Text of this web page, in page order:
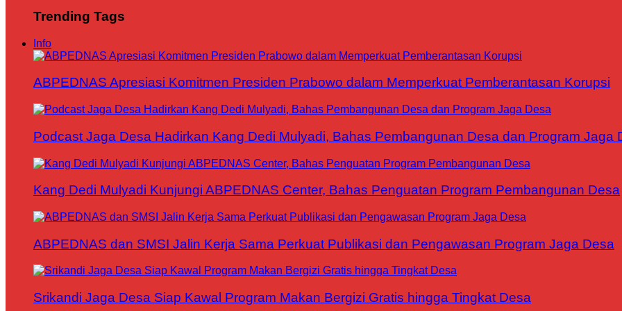
Trending Tags
Info
ABPEDNAS Apresiasi Komitmen Presiden Prabowo dalam Memperkuat Pemberantasan Korupsi
Podcast Jaga Desa Hadirkan Kang Dedi Mulyadi, Bahas Pembangunan Desa dan Program Jaga
Kang Dedi Mulyadi Kunjungi ABPEDNAS Center, Bahas Penguatan Program Pembangunan Desa
ABPEDNAS dan SMSI Jalin Kerja Sama Perkuat Publikasi dan Pengawasan Program Jaga Desa
Srikandi Jaga Desa Siap Kawal Program Makan Bergizi Gratis hingga Tingkat Desa